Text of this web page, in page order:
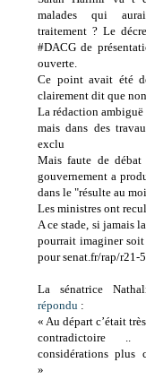
malades qui
traitement ? Le
#DACG de
ouverte.
Ce point avait été
clairement dit que
La rédaction
mais dans des
exclu
Mais faute de débat
gouvernement a
dans le "résulte au
Les ministres ont
A ce stade, si jamais
pourrait imaginer
pour senat.fr/rap/r21-
La sénatrice
répondu :
« Au départ c’était
contradictoire
considérations plus
»